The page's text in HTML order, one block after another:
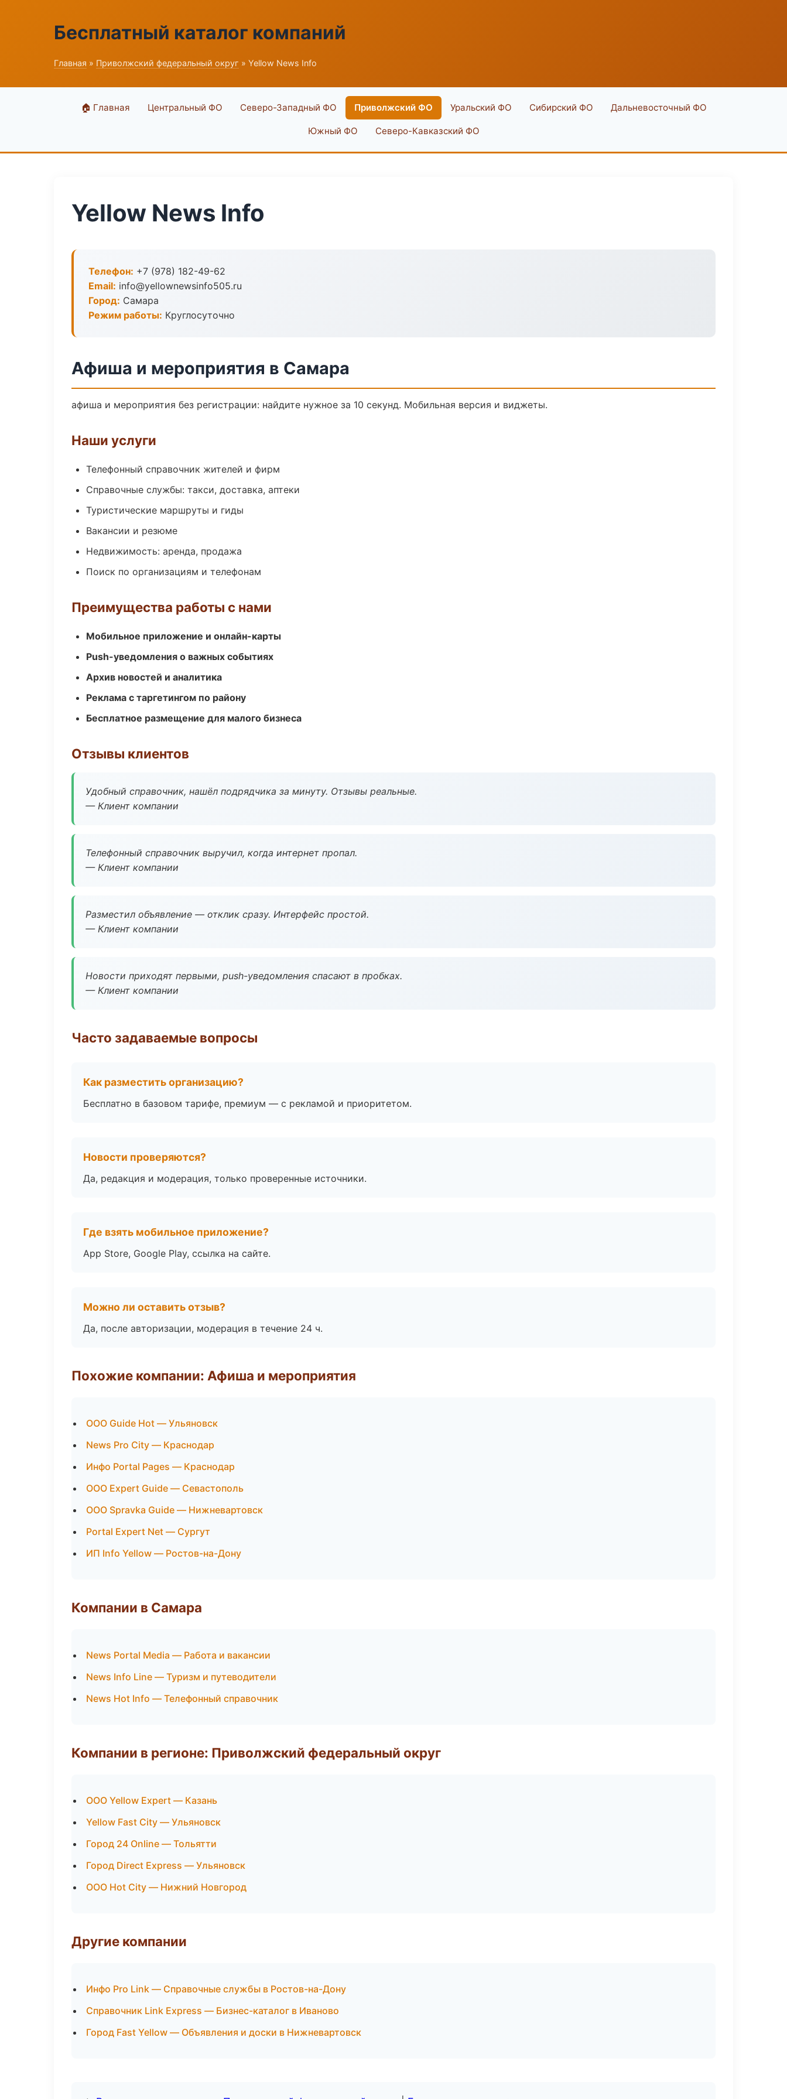
Бесплатный каталог компаний
Главная » Приволжский федеральный округ » Yellow News Info
🏠 Главная Центральный ФО Северо-Западный ФО Приволжский ФО Уральский ФО Сибирский ФО Дальневосточный ФО
Южный ФО Северо-Кавказский ФО
Yellow News Info
Телефон: +7 (978) 182-49-62
Email: info@yellownewsinfo505.ru
Город: Самара
Режим работы: Круглосуточно
Афиша и мероприятия в Самара
афиша и мероприятия без регистрации: найдите нужное за 10 секунд. Мобильная версия и виджеты.
Наши услуги
Телефонный справочник жителей и фирм
Справочные службы: такси, доставка, аптеки
Туристические маршруты и гиды
Вакансии и резюме
Недвижимость: аренда, продажа
Поиск по организациям и телефонам
Преимущества работы с нами
Мобильное приложение и онлайн-карты
Push-уведомления о важных событиях
Архив новостей и аналитика
Реклама с таргетингом по району
Бесплатное размещение для малого бизнеса
Отзывы клиентов
Удобный справочник, нашёл подрядчика за минуту. Отзывы реальные.
— Клиент компании
Телефонный справочник выручил, когда интернет пропал.
— Клиент компании
Разместил объявление — отклик сразу. Интерфейс простой.
— Клиент компании
Новости приходят первыми, push-уведомления спасают в пробках.
— Клиент компании
Часто задаваемые вопросы
Как разместить организацию?
Бесплатно в базовом тарифе, премиум — с рекламой и приоритетом.
Новости проверяются?
Да, редакция и модерация, только проверенные источники.
Где взять мобильное приложение?
App Store, Google Play, ссылка на сайте.
Можно ли оставить отзыв?
Да, после авторизации, модерация в течение 24 ч.
Похожие компании: Афиша и мероприятия
ООО Guide Hot — Ульяновск
News Pro City — Краснодар
Инфо Portal Pages — Краснодар
ООО Expert Guide — Севастополь
ООО Spravka Guide — Нижневартовск
Portal Expert Net — Сургут
ИП Info Yellow — Ростов-на-Дону
Компании в Самара
News Portal Media — Работа и вакансии
News Info Line — Туризм и путеводители
News Hot Info — Телефонный справочник
Компании в регионе: Приволжский федеральный округ
ООО Yellow Expert — Казань
Yellow Fast City — Ульяновск
Город 24 Online — Тольятти
Город Direct Express — Ульяновск
ООО Hot City — Нижний Новгород
Другие компании
Инфо Pro Link — Справочные службы в Ростов-на-Дону
Справочник Link Express — Бизнес-каталог в Иваново
Город Fast Yellow — Объявления и доски в Нижневартовск